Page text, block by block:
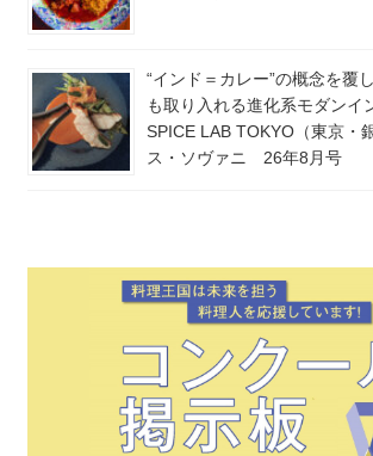
“インド＝カレー”の概念を覆
も取り入れる進化系モダン
SPICE LAB TOKYO（東京
ス・ソヴァニ 26年8月号